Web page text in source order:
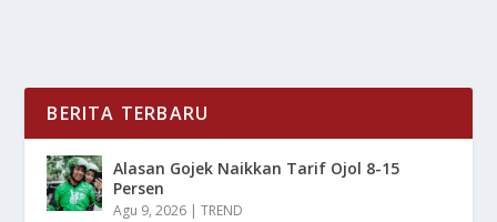
BERITA TERBARU
Alasan Gojek Naikkan Tarif Ojol 8-15
Persen
Agu 9, 2026 |TREND